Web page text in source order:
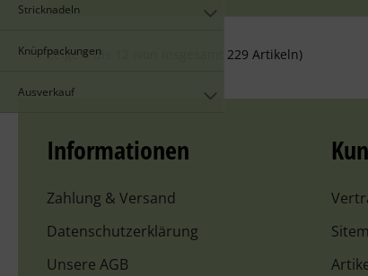
Stricknadeln
Knüpfpackungen
Ausverkauf
Zeige1bis 229 Artikeln)
Informationen
Zahlung & Versand
Datenschutzerklärung
Unsere AGB